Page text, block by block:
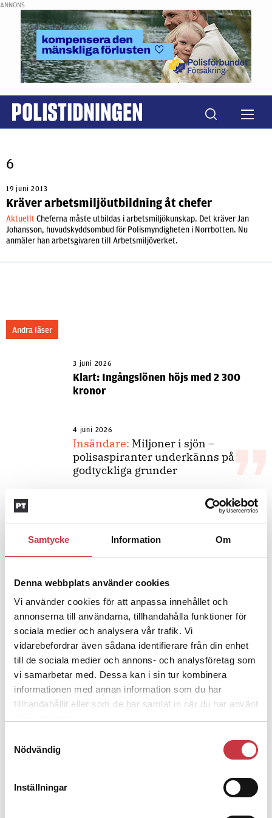
Samtycke Information Om
Denna webbplats använder cookies
Vi använder cookies för att anpassa innehållet och
annonserna till användarna, tillhandahålla funktioner för
sociala medier och analysera vår trafik. Vi
vidarebefordrar även sådana identifierare från din enhet
till de sociala medier och annons- och analysföretag som
vi samarbetar med. Dessa kan i sin tur kombinera
informationen med annan information som du har
tillhandahållit eller som de har samlat in när du har använt
Nödvändig
Inställningar
ANNONS
6
19 juni 2013
Kräver arbetsmiljöutbildning åt chefer
Aktuellt Cheferna måste utbildas i arbetsmiljökunskap. Det kräver Jan
Johansson, huvudskyddsombud för Polismyndigheten i Norrbotten. Nu
anmäler han arbetsgivaren till Arbetsmiljöverket.
Andra läser
3 juni 2026
Klart: Ingångslönen höjs med 2 300
kronor
4 juni 2026
Insändare: Miljoner i sjön –
polisaspiranter underkänns på
godtyckliga grunder
– nu ska han lära sig grunderna
4 juni 2026
Polisregionen erkänner fel: ”Kommer
att rättas till”
Debatt